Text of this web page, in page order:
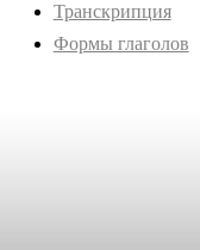
Транскрипция
Формы глаголов